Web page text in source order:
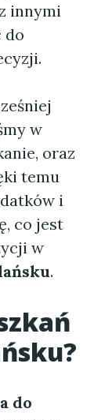
innymi
do
w
oraz
temu
i
co jest
w
.
?
do